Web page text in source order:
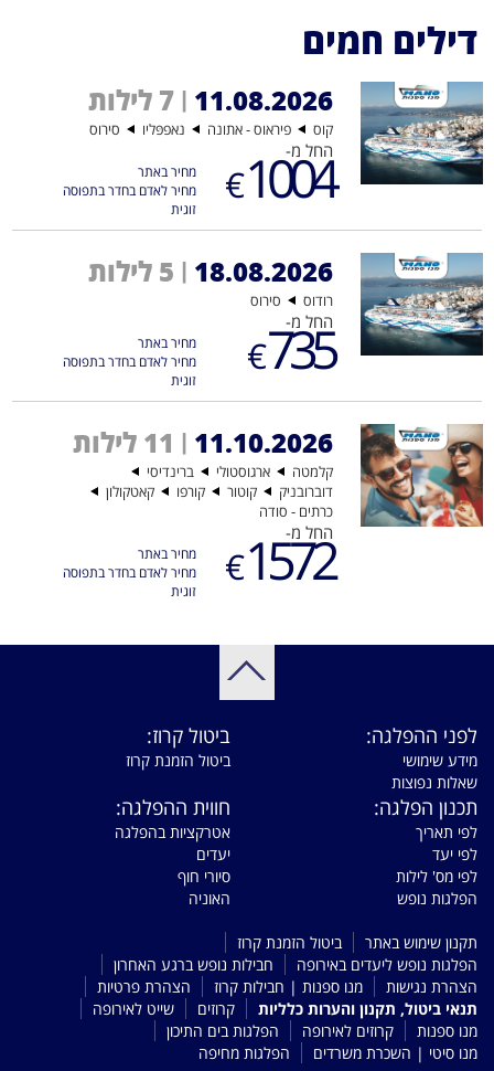
דילים חמים
11.08.2026
| 7 לילות
קוס פיראוס - אתונה נאפפּליו סירוס
החל מ-
1004
€
מחיר באתר
מחיר לאדם בחדר בתפוסה
זוגית
18.08.2026
| 5 לילות
רודוס סירוס
החל מ-
735
€
מחיר באתר
מחיר לאדם בחדר בתפוסה
זוגית
11.10.2026
| 11 לילות
קלמטה ארגוסטולי
ברינדיסי
דוברובניק
קוטור קורפו
קאטקולון
כרתים - סודה
החל מ-
1572
€
מחיר באתר
מחיר לאדם בחדר בתפוסה
זוגית
לפני ההפלגה:
מידע שימושי
שאלות נפוצות
ביטול קרוז:
ביטול הזמנת קרוז
תכנון הפלגה:
לפי תאריך
לפי יעד
לפי מס' לילות
הפלגות נופש
חווית ההפלגה:
אטרקציות בהפלגה
יעדים
סיורי חוף
האוניה
תקנון שימוש באתר
ביטול הזמנת קרוז
הפלגות נופש ליעדים באירופה
חבילות נופש ברגע האחרון
הצהרת נגישות
מנו ספנות | חבילות קרוז
הצהרת פרטיות
תנאי ביטול, תקנון והערות כלליות
קרוזים
שייט לאירופה
מנו ספנות
קרוזים לאירופה
הפלגות בים התיכון
מנו סיטי | השכרת משרדים
הפלגות מחיפה